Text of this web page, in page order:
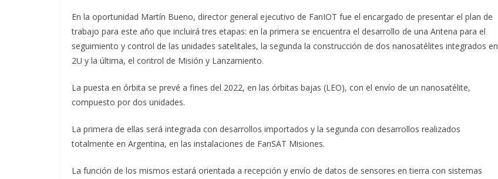
En la oportunidad Martín Bueno, director general ejecutivo de FanIOT fue el encargado de presentar el plan de
trabajo para este año que incluirá tres etapas: en la primera se encuentra el desarrollo de una Antena para el
seguimiento y control de las unidades satelitales, la segunda la construcción de dos nanosatélites integrados en
2U y la última, el control de Misión y Lanzamiento.
La puesta en órbita se prevé a fines del 2022, en las órbitas bajas (LEO), con el envío de un nanosatélite,
compuesto por dos unidades.
La primera de ellas será integrada con desarrollos importados y la segunda con desarrollos realizados
totalmente en Argentina, en las instalaciones de FanSAT Misiones.
La función de los mismos estará orientada a recepción y envío de datos de sensores en tierra con sistemas